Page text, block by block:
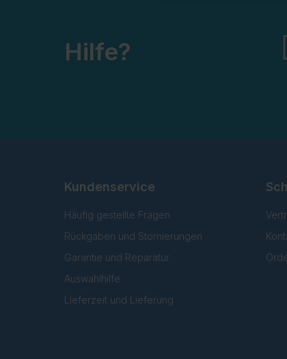
Hilfe?
Kundenservice
Häufig gestellte Fragen
Rückgaben und Stornierungen
Garantie und Reparatur
Auswahlhilfe
Lieferzeit und Lieferung